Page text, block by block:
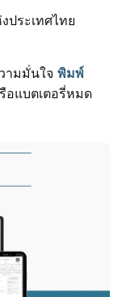
ประเทศไทย
ามมั่นใจ พิมพ์
แบตเตอรี่หมด